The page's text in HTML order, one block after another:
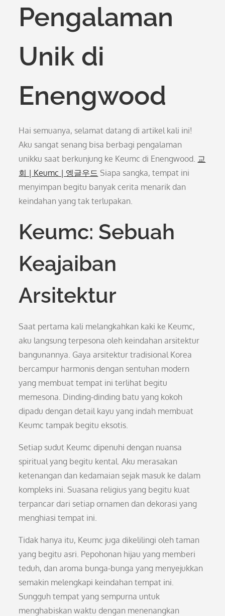
Pengalaman
Unik di
Enengwood
Hai semuanya, selamat datang di artikel kali ini!
Aku sangat senang bisa berbagi pengalaman
unikku saat berkunjung ke Keumc di Enengwood. 교
회 | Keumc | 엥글우드 Siapa sangka, tempat ini
menyimpan begitu banyak cerita menarik dan
keindahan yang tak terlupakan.
Keumc: Sebuah
Keajaiban
Arsitektur
Saat pertama kali melangkahkan kaki ke Keumc,
aku langsung terpesona oleh keindahan arsitektur
bangunannya. Gaya arsitektur tradisional Korea
bercampur harmonis dengan sentuhan modern
yang membuat tempat ini terlihat begitu
memesona. Dinding-dinding batu yang kokoh
dipadu dengan detail kayu yang indah membuat
Keumc tampak begitu eksotis.
Setiap sudut Keumc dipenuhi dengan nuansa
spiritual yang begitu kental. Aku merasakan
ketenangan dan kedamaian sejak masuk ke dalam
kompleks ini. Suasana religius yang begitu kuat
terpancar dari setiap ornamen dan dekorasi yang
menghiasi tempat ini.
Tidak hanya itu, Keumc juga dikelilingi oleh taman
yang begitu asri. Pepohonan hijau yang memberi
teduh, dan aroma bunga-bunga yang menyejukkan
semakin melengkapi keindahan tempat ini.
Sungguh tempat yang sempurna untuk
menghabiskan waktu dengan menenangkan